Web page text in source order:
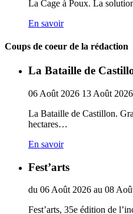
La Cage à Poux. La
En savoir
Coups de coeur de la rédaction
La Bataille de
06 Août 2026 13 Août 2026
La Bataille de Castillon.
hectares…
En savoir
Fest’arts
du 06 Août 2026 au 08
Fest’arts, 35e édition de